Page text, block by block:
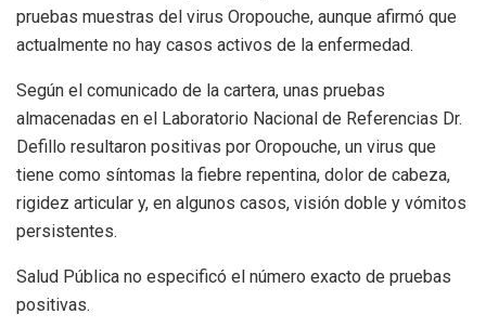
pruebas muestras del virus Oropouche, aunque afirmó que
actualmente no hay casos activos de la enfermedad.
Según el comunicado de la cartera, unas pruebas
almacenadas en el Laboratorio Nacional de Referencias Dr.
Defillo resultaron positivas por Oropouche, un virus que
tiene como síntomas la fiebre repentina, dolor de cabeza,
rigidez articular y, en algunos casos, visión doble y vómitos
persistentes.
Salud Pública no especificó el número exacto de pruebas
positivas.